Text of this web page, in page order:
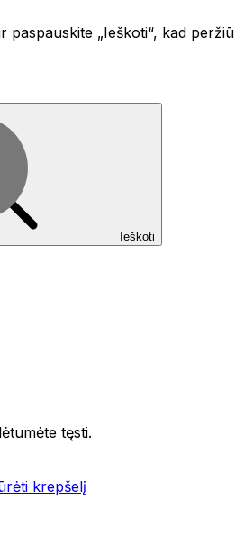
paspauskite „Ieškoti“, kad
Ieškoti
tęsti.
krepšelį